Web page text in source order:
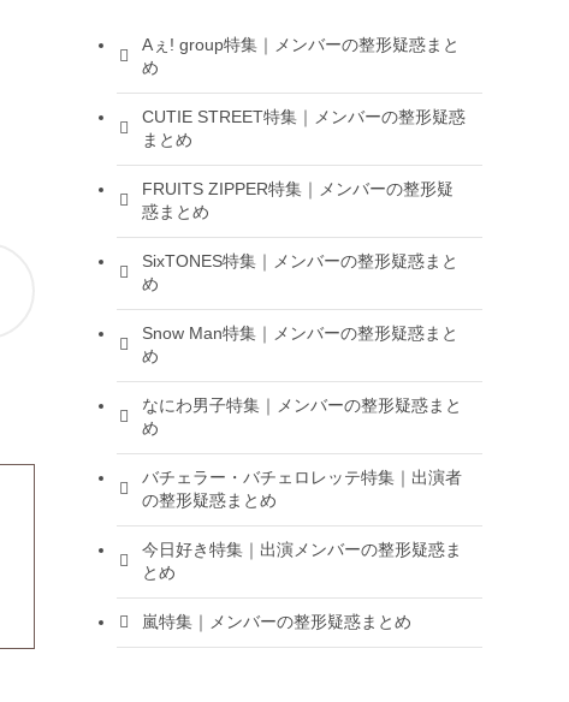
Aぇ! group特集｜メンバーの整形疑惑まと
め
CUTIE STREET特集｜メンバーの整形疑惑
まとめ
FRUITS ZIPPER特集｜メンバーの整形疑
惑まとめ
SixTONES特集｜メンバーの整形疑惑まと
め
Snow Man特集｜メンバーの整形疑惑まと
め
なにわ男子特集｜メンバーの整形疑惑まと
め
バチェラー・バチェロレッテ特集｜出演者
の整形疑惑まとめ
今日好き特集｜出演メンバーの整形疑惑ま
とめ
嵐特集｜メンバーの整形疑惑まとめ